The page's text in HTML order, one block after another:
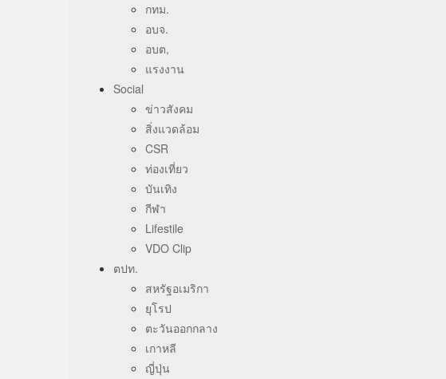
กทม.
อบจ.
อบต,
แรงงาน
Social
ข่าวสังคม
สิ่งแวดล้อม
CSR
ท่องเที่ยว
บันเทิง
กีฬา
Lifestile
VDO Clip
ตปท.
สหรัฐอเมริกา
ยุโรป
ตะวันออกกลาง
เกาหลี
ญี่ปุ่น